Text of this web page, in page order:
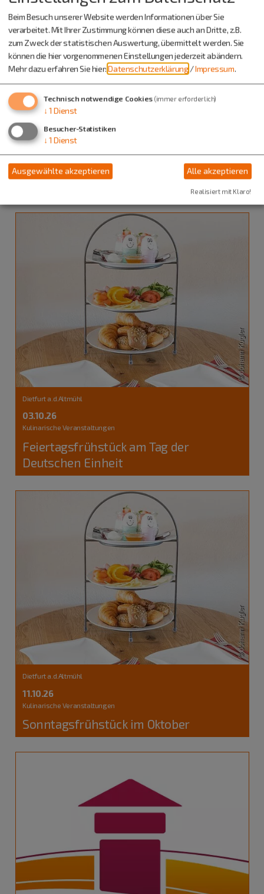
Dietfurt a.d.Altmühl
27.09.26
Kulinarische Veranstaltungen
Dietfurt a.d.Altmühl
03.10.26
Kulinarische Veranstaltungen
Feiertagsfrühstück am Tag der
Deutschen Einheit
Dietfurt a.d.Altmühl
11.10.26
Kulinarische Veranstaltungen
Sonntagsfrühstück im Oktober
Beim Besuch unserer Website werden Informationen über Sie
verarbeitet. Mit Ihrer Zustimmung können diese auch an Dritte, z.B.
zum Zweck der statistischen Auswertung, übermittelt werden. Sie
können die hier vorgenommenen Einstellungen jederzeit abändern.
Mehr dazu erfahren Sie hier:Datenschutzerklärung /Impressum.
Technisch notwendige Cookies (immer erforderlich)
↓ 1 Dienst
Besucher-Statistiken
↓ 1 Dienst
Ausgewählte akzeptieren Alle akzeptieren
Realisiert mit Klaro!